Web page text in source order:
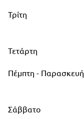
Τρίτη
Τετάρτη
Πέμπτη - Παρασκευή
Σάββατο